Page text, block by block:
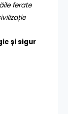
ferate
și sigur